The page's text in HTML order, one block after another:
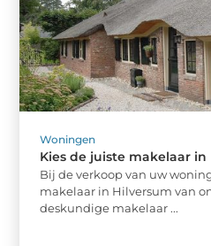
Woningen
Kies de juiste makelaar in
Bij de verkoop van uw
makelaar in Hilversum van
deskundige makelaar ...